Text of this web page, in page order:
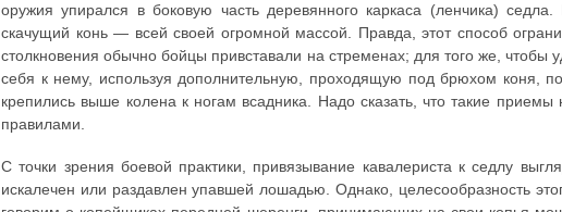
оружия упирался в боковую часть деревянного каркаса (ленчика)
скачущий конь — всей своей огромной массой. Правда, этот способ
столкновения обычно бойцы привставали на стременах; для того же, чтобы
себя к нему, используя дополнительную, проходящую под брюхом коня,
крепились выше колена к ногам всадника. Надо сказать, что такие
правилами.
С точки зрения боевой практики, привязывание кавалериста к седлу
искалечен или раздавлен упавшей лошадью. Однако, целесообразность